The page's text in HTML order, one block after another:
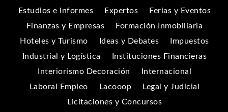
Estudios e Informes
Expertos
Ferias y Eventos
Finanzas y Empresas
Formación Inmobiliaria
Hoteles y Turismo
Ideas y Debates
Impuestos
Industrial y Logística
Instituciones Financieras
Interiorismo Decoración
Internacional
Laboral Empleo
Lacooop
Legal y Judicial
Licitaciones y Concursos